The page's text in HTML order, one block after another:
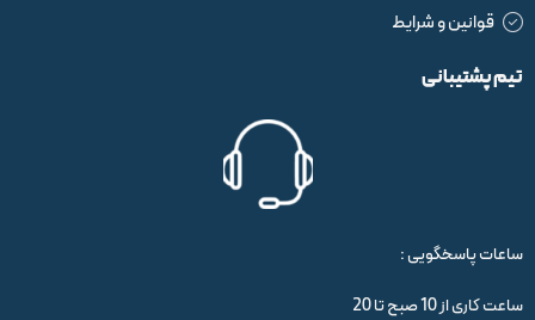
قوانین و شرایط
تیم پشتیبانی
ساعات پاسخگویی :
ساعت کاری از 10 صبح تا 20